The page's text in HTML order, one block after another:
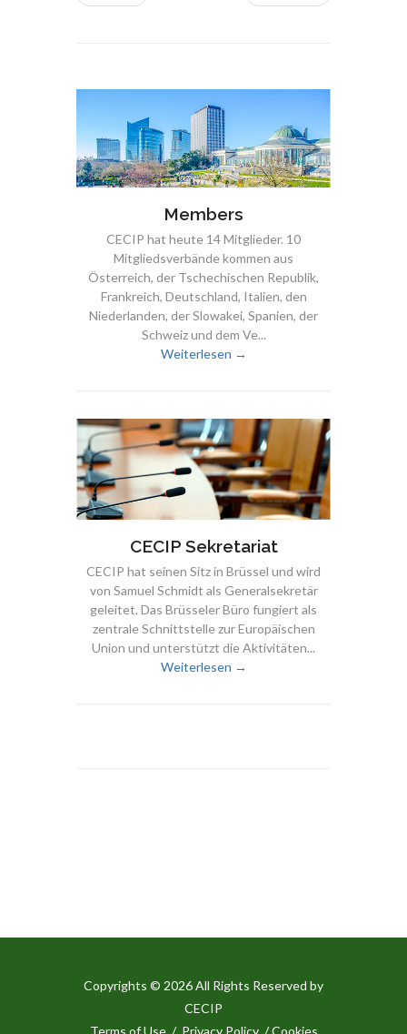
Members
CECIP hat heute 14 Mitglieder. 10
Mitgliedsverbände kommen aus
Österreich, der Tschechischen Republik,
Frankreich, Deutschland, Italien, den
Niederlanden, der Slowakei, Spanien, der
Schweiz und dem Ve...
Weiterlesen →
CECIP Sekretariat
CECIP hat seinen Sitz in Brüssel und wird
von Samuel Schmidt als Generalsekretär
geleitet. Das Brüsseler Büro fungiert als
zentrale Schnittstelle zur Europäischen
Union und unterstützt die Aktivitäten...
Weiterlesen →
Copyrights © 2026 All Rights Reserved by
CECIP